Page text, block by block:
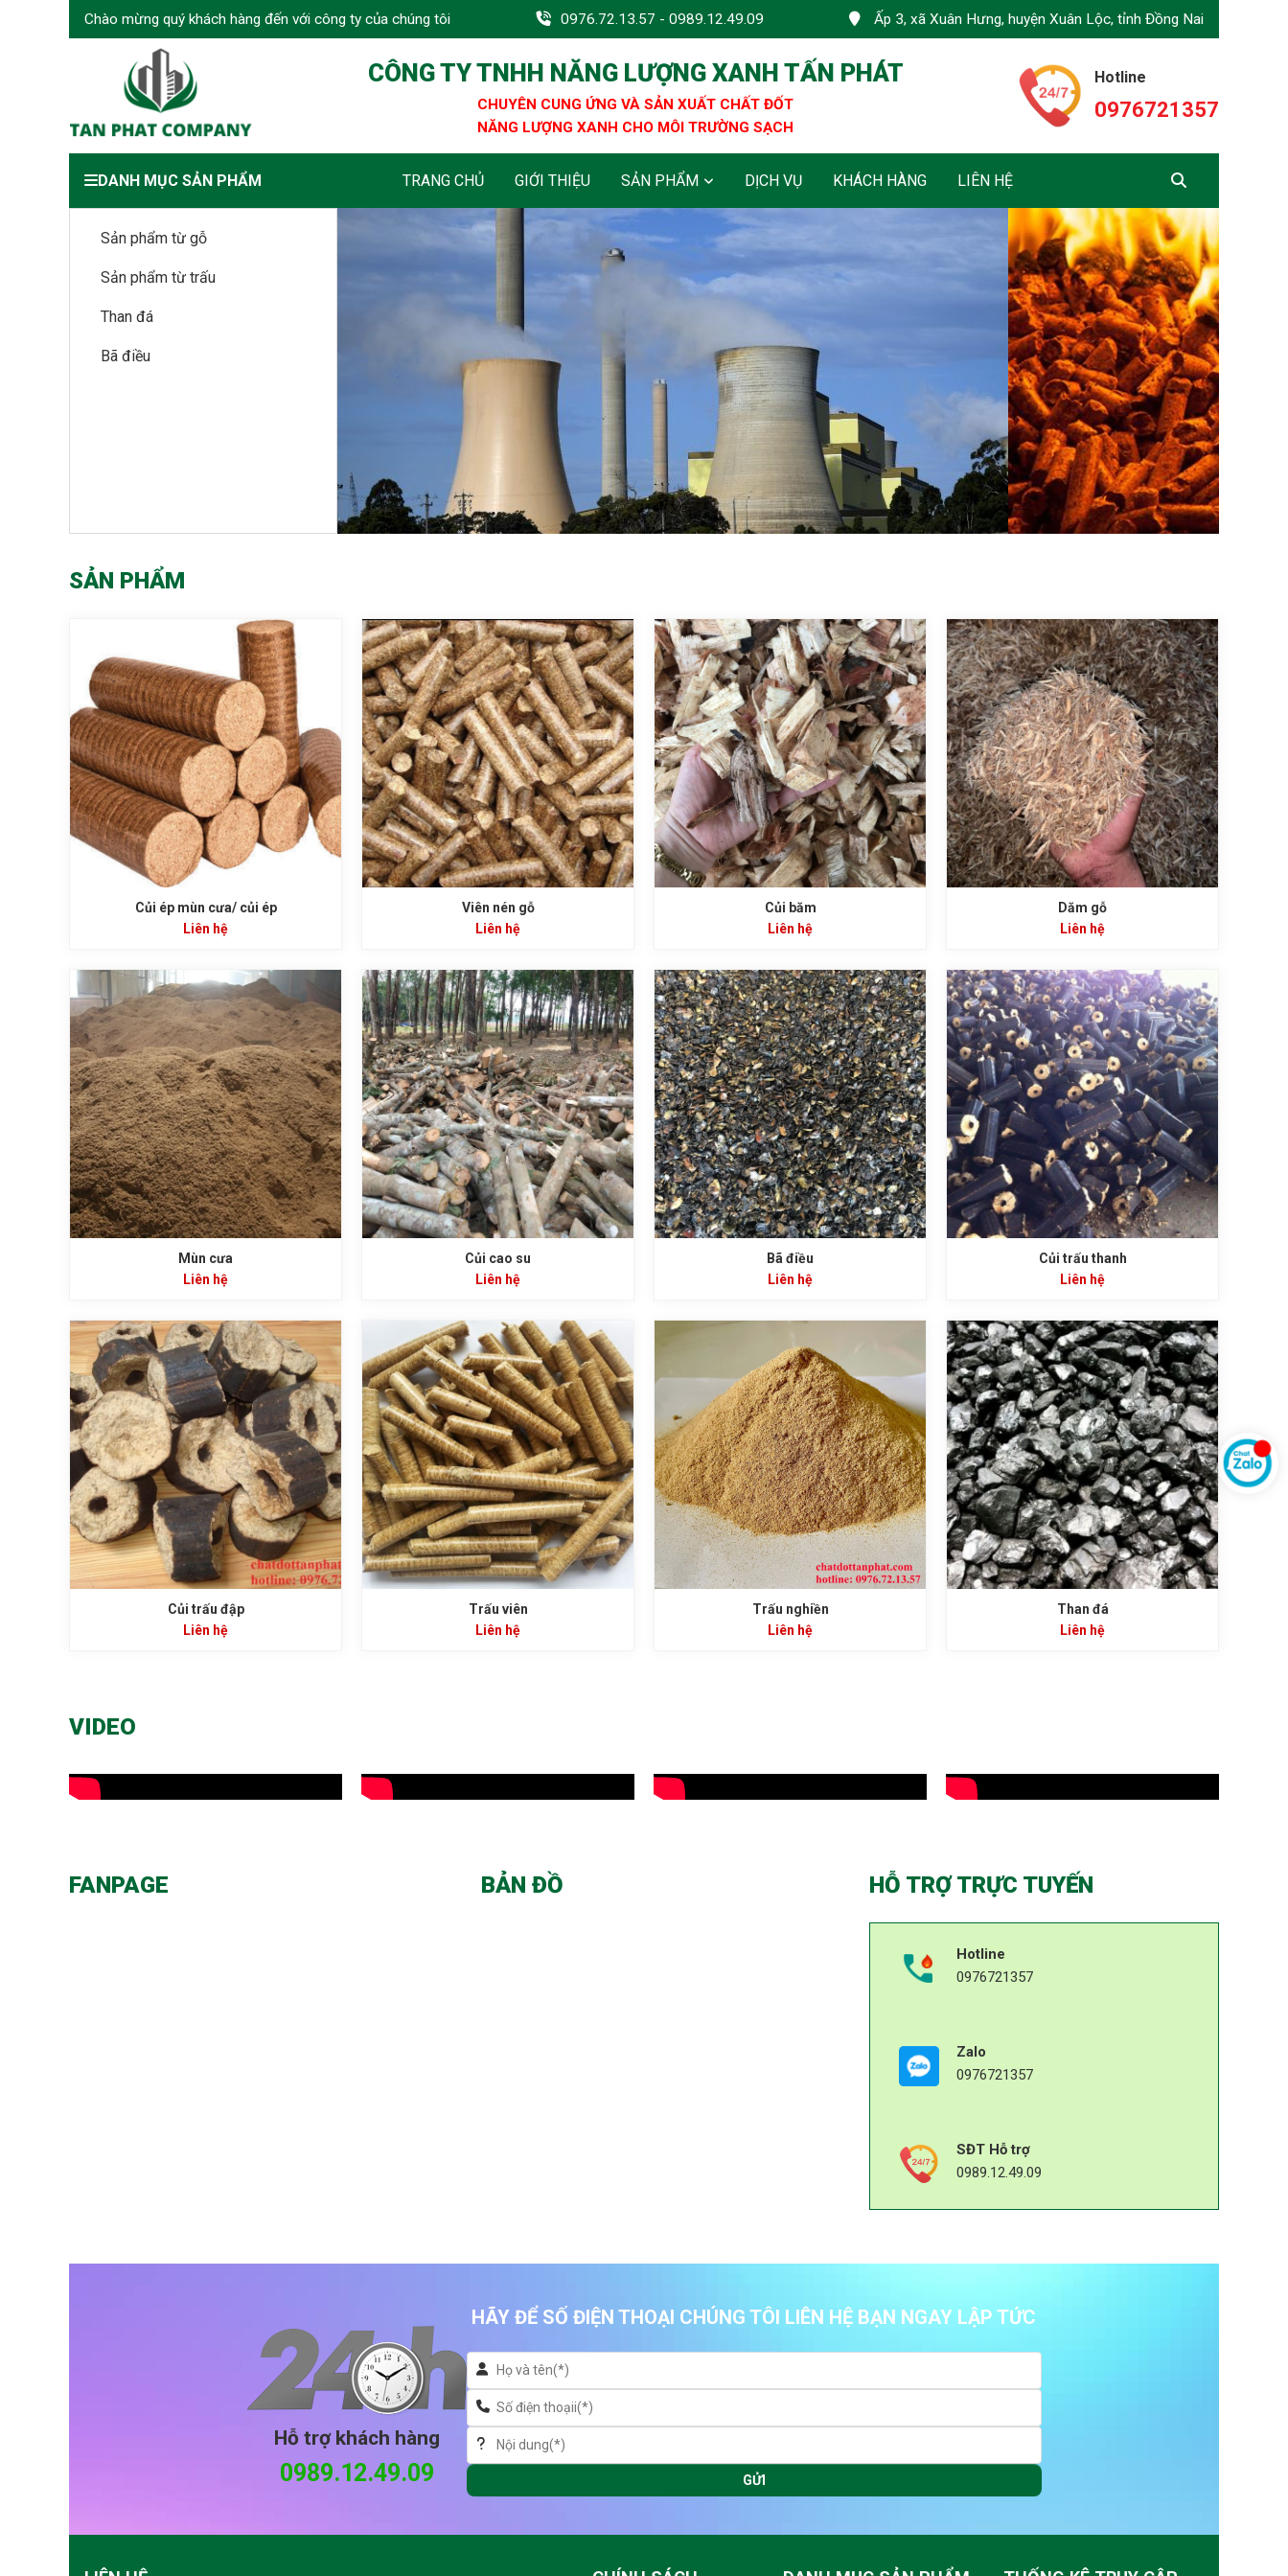
Chào mừng quý khách hàng đến với công ty của chúng tôi 0976.72.13.57 - 0989.12.49.09 Ấp 3, xã Xuân Hưng, huyện Xuân Lộc, tỉnh Đồng Nai
CÔNG TY TNHH NĂNG LƯỢNG XANH TẤN PHÁT
CHUYÊN CUNG ỨNG VÀ SẢN XUẤT CHẤT ĐỐT
NĂNG LƯỢNG XANH CHO MÔI TRƯỜNG SẠCH
Hotline
0976721357
DANH MỤC SẢN PHẨM TRANG CHỦ GIỚI THIỆU SẢN PHẨM DỊCH VỤ KHÁCH HÀNG LIÊN HỆ
Sản phẩm từ gỗ
Sản phẩm từ trấu
Than đá
Bã điều
SẢN PHẨM
Củi ép mùn cưa/ củi ép
Liên hệ
Viên nén gỗ
Liên hệ
Củi băm
Liên hệ
Dăm gỗ
Liên hệ
Mùn cưa
Liên hệ
Củi cao su
Liên hệ
Bã điều
Liên hệ
Củi trấu thanh
Liên hệ
Củi trấu đập
Liên hệ
Trấu viên
Liên hệ
Trấu nghiền
Liên hệ
Than đá
Liên hệ
VIDEO
FANPAGE BẢN ĐỒ HỖ TRỢ TRỰC TUYẾN
Hotline
0976721357
Zalo
0976721357
SĐT Hỗ trợ
0989.12.49.09
Hỗ trợ khách hàng
0989.12.49.09
HÃY ĐỂ SỐ ĐIỆN THOẠI CHÚNG TÔI LIÊN HỆ BẠN NGAY LẬP TỨC